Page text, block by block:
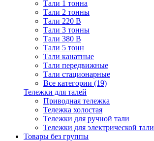
Тали 1 тонна
Тали 2 тонны
Тали 220 В
Тали 3 тонны
Тали 380 В
Тали 5 тонн
Тали канатные
Тали передвижные
Тали стационарные
Все категории (19)
Тележки для талей
Приводная тележка
Тележка холостая
Тележки для ручной тали
Тележки для электрической тали
Товары без группы